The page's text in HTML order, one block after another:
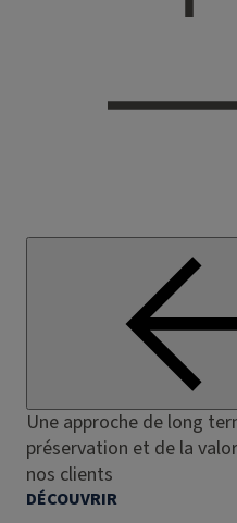
Une approche de long
préservation et de la
nos clients
DÉCOUVRIR